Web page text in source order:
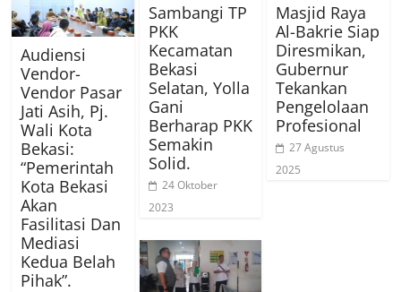
Audiensi
Vendor-
Vendor Pasar
Jati Asih, Pj.
Wali Kota
Bekasi:
“Pemerintah
Kota Bekasi
Akan
Fasilitasi Dan
Mediasi
Kedua Belah
Pihak”.
Sambangi TP
PKK
Kecamatan
Bekasi
Selatan, Yolla
Gani
Berharap PKK
Semakin
Solid.
24 Oktober
2023
Masjid Raya
Al-Bakrie Siap
Diresmikan,
Gubernur
Tekankan
Pengelolaan
Profesional
27 Agustus
2025